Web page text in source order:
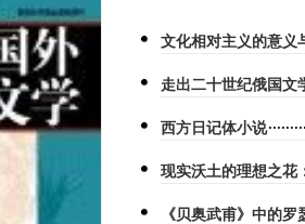
文化相对主义的意义
走出二十世纪俄国文
西方日记体小说
现实沃土的理想之花
《贝奥武甫》中的